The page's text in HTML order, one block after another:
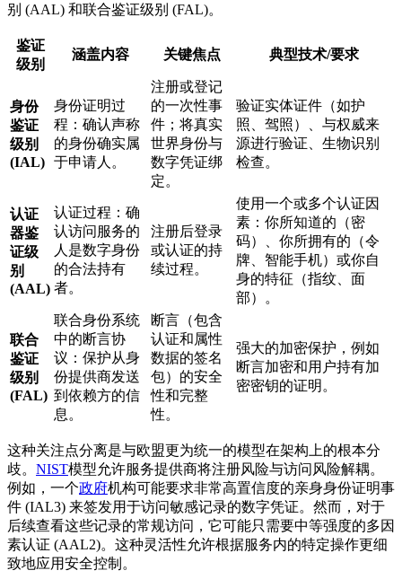
别 (AAL) 和联合鉴证级别 (FAL)。
鉴证
级别
涵盖内容 关键焦点 典型技术/要求
身份
鉴证
级别
(IAL)
身份证明过
程：确认声称
的身份确实属
于申请人。
注册或登记
的一次性事
件；将真实
世界身份与
数字凭证绑
定。
验证实体证件（如护
照、驾照）、与权威来
源进行验证、生物识别
检查。
认证
器鉴
证级
别
(AAL)
认证过程：确
认访问服务的
人是数字身份
的合法持有
者。
注册后登录
或认证的持
续过程。
使用一个或多个认证因
素：你所知道的（密
码）、你所拥有的（令
牌、智能手机）或你自
身的特征（指纹、面
部）。
联合
鉴证
级别
(FAL)
联合身份系统
中的断言协
议：保护从身
份提供商发送
到依赖方的信
息。
断言（包含
认证和属性
数据的签名
包）的安全
性和完整
性。
强大的加密保护，例如
断言加密和用户持有加
密密钥的证明。
这种关注点分离是与欧盟更为统一的模型在架构上的根本分
歧。 NIST模型允许服务提供商将注册风险与访问风险解耦。
例如，一个政府机构可能要求非常高置信度的亲身身份证明事
件 (IAL3) 来签发用于访问敏感记录的数字凭证。然而，对于
后续查看这些记录的常规访问，它可能只需要中等强度的多因
素认证 (AAL2)。这种灵活性允许根据服务内的特定操作更细
致地应用安全控制。